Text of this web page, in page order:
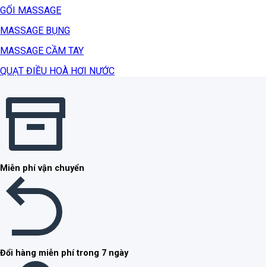
GỐI MASSAGE
MASSAGE BỤNG
MASSAGE CẦM TAY
QUẠT ĐIỀU HOÀ HƠI NƯỚC
Miễn phí vận chuyển
Đổi hàng miễn phí trong 7 ngày